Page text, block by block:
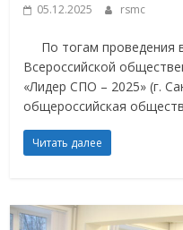
05.12.2025 rsmc
По тогам проведения
Всероссийской
«Лидер СПО – 2025» (г.
общероссийская
Читать далее